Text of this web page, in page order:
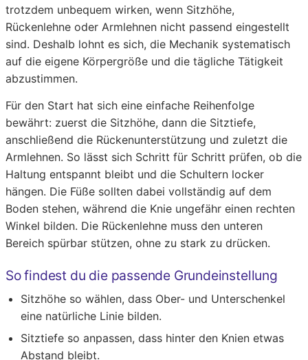
trotzdem unbequem wirken, wenn Sitzhöhe,
Rückenlehne oder Armlehnen nicht passend eingestellt
sind. Deshalb lohnt es sich, die Mechanik systematisch
auf die eigene Körpergröße und die tägliche Tätigkeit
abzustimmen.
Für den Start hat sich eine einfache Reihenfolge
bewährt: zuerst die Sitzhöhe, dann die Sitztiefe,
anschließend die Rückenunterstützung und zuletzt die
Armlehnen. So lässt sich Schritt für Schritt prüfen, ob die
Haltung entspannt bleibt und die Schultern locker
hängen. Die Füße sollten dabei vollständig auf dem
Boden stehen, während die Knie ungefähr einen rechten
Winkel bilden. Die Rückenlehne muss den unteren
Bereich spürbar stützen, ohne zu stark zu drücken.
So findest du die passende Grundeinstellung
Sitzhöhe so wählen, dass Ober- und Unterschenkel
eine natürliche Linie bilden.
Sitztiefe so anpassen, dass hinter den Knien etwas
Abstand bleibt.